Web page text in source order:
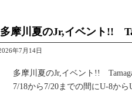
多摩川夏のJr,イベント!!
年7月14日
多摩川夏のJr,イベント!!
7/18から7/20までの間にU-8か